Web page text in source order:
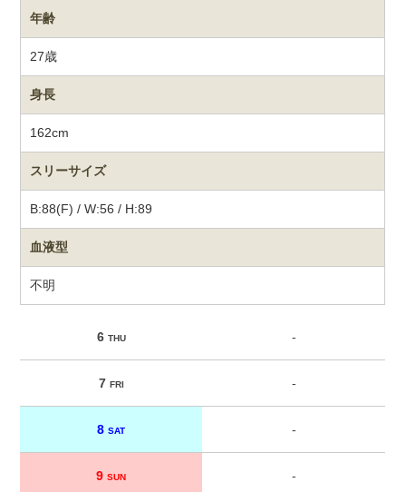
年齢
27歳
身長
162cm
スリーサイズ
B:88(F) / W:56 / H:89
血液型
不明
6 THU -
7 FRI -
8SAT -
9SUN -